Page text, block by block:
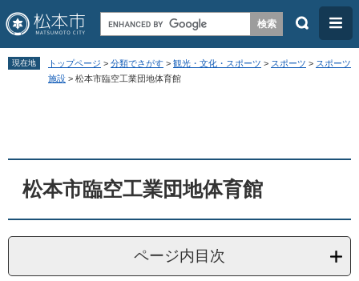
ペ
す
。
メ
し
て
検
メ
ニ
ュ
現在地 トップページ > 分類でさがす > 観光・文化・スポーツ > スポーツ > スポーツ
施設 > 松本市臨空工業団地体育館
松本市臨空工業団地体育館
ページ内目次